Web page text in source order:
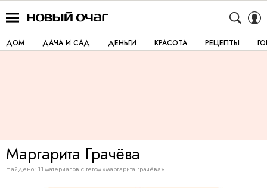
ДОМ ДАЧА И САД ДЕНЬГИ КРАСОТА РЕЦЕПТЫ
Маргарита Грачёва
Найдено: 11 материалов с тегом «маргарита грачёва»